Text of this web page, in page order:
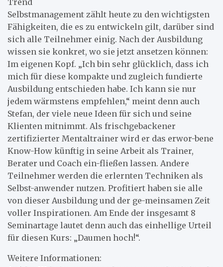
Trend
Selbstmanagement zählt heute zu den wichtigsten
Fähigkeiten, die es zu entwickeln gilt, darüber sind
sich alle Teilnehmer einig. Nach der Ausbildung
wissen sie konkret, wo sie jetzt ansetzen können:
Im eigenen Kopf. „Ich bin sehr glücklich, dass ich
mich für diese kompakte und zugleich fundierte
Ausbildung entschieden habe. Ich kann sie nur
jedem wärmstens empfehlen,“ meint denn auch
Stefan, der viele neue Ideen für sich und seine
Klienten mitnimmt. Als frischgebackener
zertifizierter Mentaltrainer wird er das erwor-bene
Know-How künftig in seine Arbeit als Trainer,
Berater und Coach ein-fließen lassen. Andere
Teilnehmer werden die erlernten Techniken als
Selbst-anwender nutzen. Profitiert haben sie alle
von dieser Ausbildung und der ge-meinsamen Zeit
voller Inspirationen. Am Ende der insgesamt 8
Seminartage lautet denn auch das einhellige Urteil
für diesen Kurs: „Daumen hoch!“.
Weitere Informationen: